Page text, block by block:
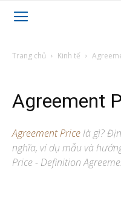
Trang chủ Kinh tế
Agreement
Agreement Pricelà gì?
nghĩa, ví dụ mẫu và
Price - Definition